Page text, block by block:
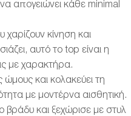
απογειώνει κάθε minimal
κίνηση και
αυτό το top είναι η
με χαρακτήρα.
ώμους και κολακεύει τη
με μοντέρνα αισθητική.
βράδυ και ξεχώρισε με στυλ